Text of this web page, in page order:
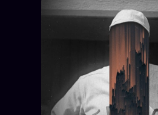
Références
L'Association
S'abonner